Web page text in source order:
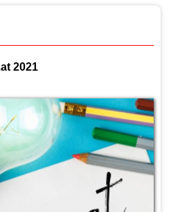
2021